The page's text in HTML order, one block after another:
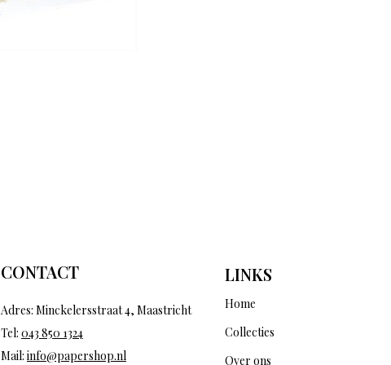
CONTACT
Adres: Minckelersstraat 4, Maastricht
Tel: 043 850 1324
Mail: info@papershop.nl
LINKS
Home
Collecties
Over ons